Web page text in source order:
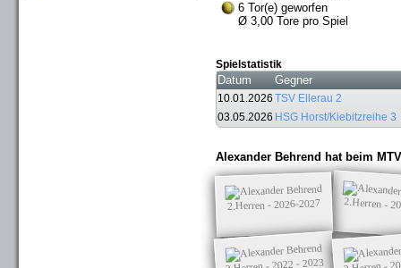
6 Tor(e) geworfen
Ø 3,00 Tore pro Spiel
Spielstatistik
Datum Gegner
10.01.2026 TSV Ellerau 2
03.05.2026 HSG Horst/Kiebitzreihe 3
Alexander Behrend hat beim
2.Herren - 2026-2027 2.Herren -